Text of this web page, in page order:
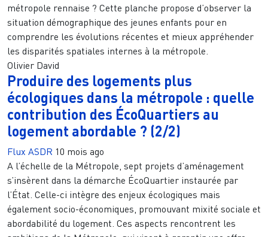
métropole rennaise ? Cette planche propose d’observer la
situation démographique des jeunes enfants pour en
comprendre les évolutions récentes et mieux appréhender
les disparités spatiales internes à la métropole.
Olivier David
Produire des logements plus
écologiques dans la métropole : quelle
contribution des ÉcoQuartiers au
logement abordable ? (2/2)
Flux ASDR 10 mois ago
A l’échelle de la Métropole, sept projets d’aménagement
s’insèrent dans la démarche ÉcoQuartier instaurée par
l’État. Celle-ci intègre des enjeux écologiques mais
également socio-économiques, promouvant mixité sociale et
abordabilité du logement. Ces aspects rencontrent les